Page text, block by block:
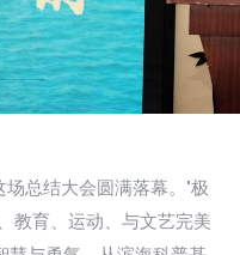
总结大会圆满落幕。"极
教育、运动、与文艺完美